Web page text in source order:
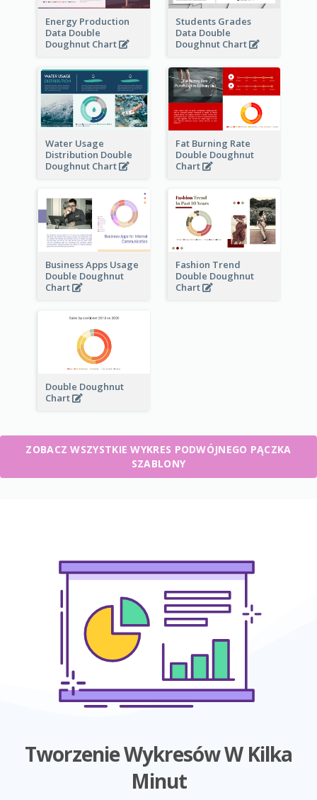
Energy Production
Data Double
Doughnut Chart
Students Grades
Data Double
Doughnut Chart
Water Usage
Distribution Double
Doughnut Chart
Fat Burning Rate
Double Doughnut
Chart
Business Apps Usage
Double Doughnut
Chart
Fashion Trend
Double Doughnut
Chart
Double Doughnut
Chart
ZOBACZ WSZYSTKIE WYKRES PODWÓJNEGO PĄCZKA
SZABLONY
Tworzenie Wykresów W Kilka
Minut